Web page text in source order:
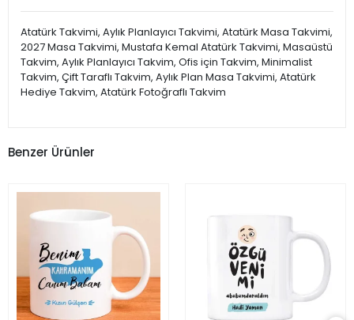
Atatürk Takvimi, Aylık Planlayıcı Takvimi, Atatürk Masa Takvimi,
2027 Masa Takvimi, Mustafa Kemal Atatürk Takvimi, Masaüstü
Takvim, Aylık Planlayıcı Takvim, Ofis için Takvim, Minimalist
Takvim, Çift Taraflı Takvim, Aylık Plan Masa Takvimi, Atatürk
Hediye Takvim, Atatürk Fotoğraflı Takvim
Benzer Ürünler